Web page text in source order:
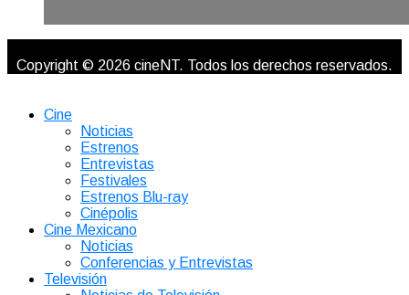
Copyright © 2026 cineNT. Todos los derechos reservados.
Cine
Noticias
Estrenos
Entrevistas
Festivales
Estrenos Blu-ray
Cinépolis
Cine Mexicano
Noticias
Conferencias y Entrevistas
Televisión